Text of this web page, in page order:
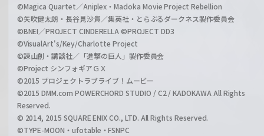
©Magica Quartet／Aniplex・Madoka Movie Project Rebellion
©矢吹健太朗・長谷見沙貴／集英社・とらぶるダークネス製作委員会
©BNEI／PROJECT CINDERELLA ©PROJECT DD3
©VisualArt's/Key/Charlotte Project
©諫山創・講談社／「進撃の巨人」製作委員会
©Project シンフォギアＧＸ
©2015 プロジェクトラブライブ！ムービー
©2015 DMM.com POWERCHORD STUDIO / C2 / KADOKAWA All Rights
Reserved.
© 2014, 2015 SQUARE ENIX CO., LTD. All Rights Reserved.
©TYPE-MOON・ufotable・FSNPC